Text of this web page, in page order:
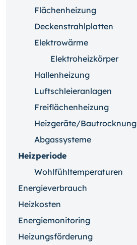
Flächenheizung
Deckenstrahlplatten
Elektrowärme
Elektroheizkörper
Hallenheizung
Luftschleieranlagen
Freiflächenheizung
Heizgeräte/Bautrocknung
Abgassysteme
Heizperiode
Wohlfühltemperaturen
Energieverbrauch
Heizkosten
Energiemonitoring
Heizungsförderung